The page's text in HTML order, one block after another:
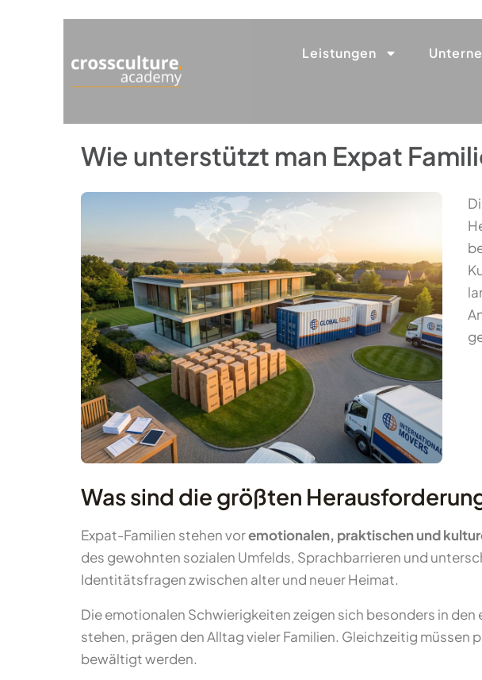
Leistungen
Wie unterstützt man Expat
Was sind die größten
Expat-Familien stehen voremotionalen, praktischen und
des gewohnten sozialen Umfelds, Sprachbarrieren und
Identitätsfragen zwischen alter und neuer Heimat.
Die emotionalen Schwierigkeiten zeigen sich besonders in
stehen, prägen den Alltag vieler Familien. Gleichzeitig
bewältigt werden.